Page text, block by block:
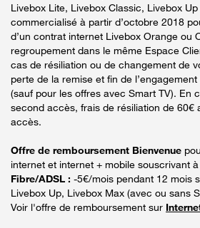
Livebox Lite, Livebox Classic, Livebox
commercialisé à partir d’octobre 2018
d’un contrat internet Livebox Orange ou
regroupement dans le même Espace
cas de résiliation ou de changement de
perte de la remise et fin de
(sauf pour les offres avec Smart TV). En
second accès, frais de résiliation de 60€
accès.
Offre de remboursement Bienvenue
internet et internet + mobile souscrivant
Fibre/ADSL : -5€/mois pendant 12 mois
Livebox Up, Livebox Max (avec ou sans
Voir l'offre de remboursement sur